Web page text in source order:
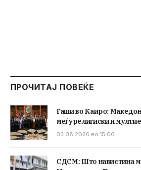
ПРОЧИТАЈ ПОВЕЌЕ
Гаши во Каиро:
меѓурелигиски и
03.08.2026 во 15:06
СДСМ: Што навистина